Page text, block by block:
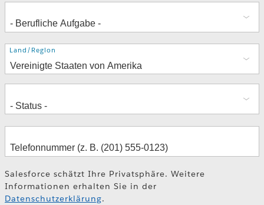
Adresse
Land/Region
Salesforce schätzt Ihre Privatsphäre. Weitere
Informationen erhalten Sie in der
Datenschutzerklärung.